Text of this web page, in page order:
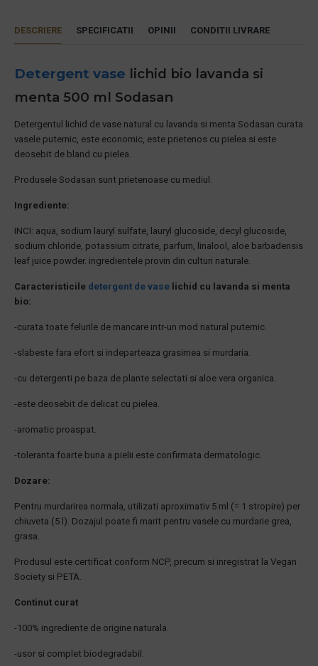
DESCRIERE SPECIFICATII OPINII CONDITII LIVRARE
Detergent vase lichid bio lavanda si
menta 500 ml Sodasan
Detergentul lichid de vase natural cu lavanda si menta Sodasan curata
vasele puternic, este economic, este prietenos cu pielea si este
deosebit de bland cu pielea.
Produsele Sodasan sunt prietenoase cu mediul.
Ingrediente:
INCI: aqua, sodium lauryl sulfate, lauryl glucoside, decyl glucoside,
sodium chloride, potassium citrate, parfum, linalool, aloe barbadensis
leaf juice powder. ingredientele provin din culturi naturale.
Caracteristicile detergent de vase lichid cu lavanda si menta
bio:
-curata toate felurile de mancare intr-un mod natural puternic.
-slabeste fara efort si indeparteaza grasimea si murdaria.
-cu detergenti pe baza de plante selectati si aloe vera organica.
-este deosebit de delicat cu pielea.
-aromatic proaspat.
-toleranta foarte buna a pielii este confirmata dermatologic.
Dozare:
Pentru murdarirea normala, utilizati aproximativ 5 ml (= 1 stropire) per
chiuveta (5 l). Dozajul poate fi marit pentru vasele cu murdarie grea,
grasa.
Produsul este certificat conform NCP, precum si inregistrat la Vegan
Society si PETA.
Continut curat
-100% ingrediente de origine naturala.
-usor si complet biodegradabil.